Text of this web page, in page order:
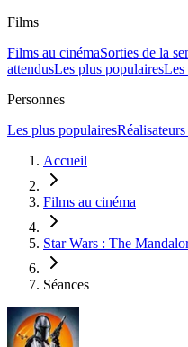
Films
Films au cinémaSorties de la
attendusLes plus populairesLes
Personnes
Les plus populaires
Accueil
Films au cinéma
Star Wars : The
Séances